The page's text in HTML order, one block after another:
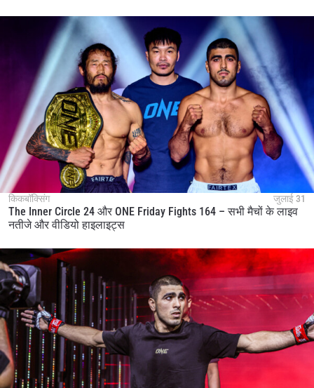
किकबॉक्सिंग जुलाई 31
The Inner Circle 24 और ONE Friday Fights 164 – सभी मैचों के लाइव
नतीजे और वीडियो हाइलाइट्स